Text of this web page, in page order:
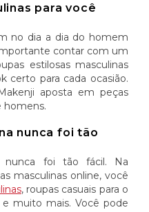
para você
no dia a dia do homem
contar com um
estilosas masculinas
certo para cada ocasião.
aposta em peças
homens.
nunca foi tão
nunca foi tão fácil. Na
masculinas online, você
, roupas casuais para o
e muito mais. Você pode